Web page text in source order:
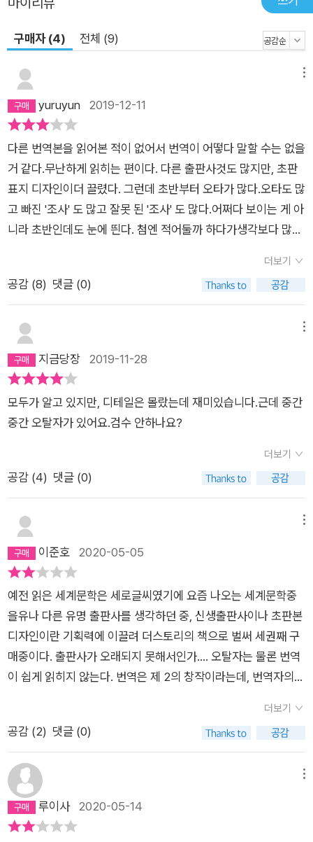
구매자 (4) 전체 (9)
yuruyun 2019-12-11
다른 번역본을 읽어본 적이 없어서 번역이 어떻다 말할 수는 없을
거 같다.무난하게 읽히는 편이다. 다른 출판사것도 많지만, 초판
표지 디자인이더 끌렸다. 그런데 초반부터 오타가 많다.오타도 많
고 빠진 '조사' 도 많고 잘못 된 '조사' 도 많다.어쩌다 보이는 게 아
니라 초반인데도 눈에 띈다. 첨엔 적어둘까 하다가생각보다 많아
해오타는 치명적 실수이긴 하다. 신경을 썼겠지만, '더!' 썼어야....
아쉽다.
더보기
공감 (8) 댓글 (0)
지금당장 2019-11-28
모두가 알고 있지만, 디테일은 몰랐는데 재미있습니다.근데 중간
중간 오탈자가 있어요.검수 안하나요?
더보기
공감 (4) 댓글 (0)
이준호 2020-05-05
예전 읽은 세계문학은 세로글씨였기에 요즘 나오는 세계문학중
을유나 다른 유명 출판사를 생각하던 중, 신생출판사이나 초판본
디자인이란 기획력에 이끌려 더스토리의 책으로 벌써 세권째 구
매중이다. 출판사가 오래되지 못해서인가.... 오탈자는 물론 번역
이 쉽게 읽히지 않는다. 번역은 제 2의 창작이라는데, 번역자의
이 되어버린듯 하다. 약간의 어휘변형으로 아주다른 정서를 불러
일으키게 한다는 사실을 감안할때 책의 성격이 번역자와 잘 맞아
편이 좋을거같이 보인다. 또 편집상 대사부분은 칸을 할애해 독립
적으로 만들어야 보기에 편한데, 그냥 내용과 섞여있어 빨리 읽기
에 불편하다. 물론 그렇게 편집을 한다면 페이지가 늘어나 제작비
더보기
공감 (2) 댓글 (0)
루이사2020-05-14